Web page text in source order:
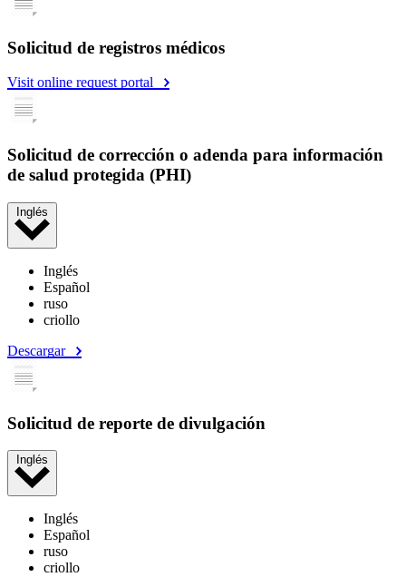
Solicitud de registros médicos
Visit online request portal
Solicitud de corrección o adenda para información
de salud protegida (PHI)
Inglés
Inglés
Español
ruso
criollo
Descargar
Solicitud de reporte de divulgación
Inglés
Inglés
Español
ruso
criollo